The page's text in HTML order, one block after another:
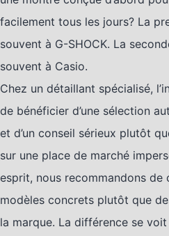
facilement tous les jours? La
souvent à G-SHOCK. La
souvent à Casio.
Chez un détaillant spécialisé,
de bénéficier d’une sélection
et d’un conseil sérieux plutôt
sur une place de marché
esprit, nous recommandons de
modèles concrets plutôt que
la marque. La différence se